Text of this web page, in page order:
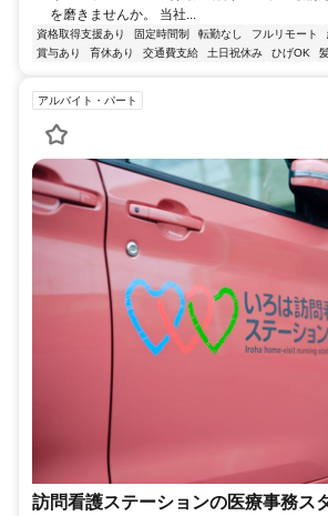
を磨きませんか。 当社...
資格取得支援あり 固定時間制 転勤なし フルリモート
賞与あり
育休あり 交通費支給 土日祝休み ひげOK
アルバイト・パート
訪問看護ステーションの医療事務ス